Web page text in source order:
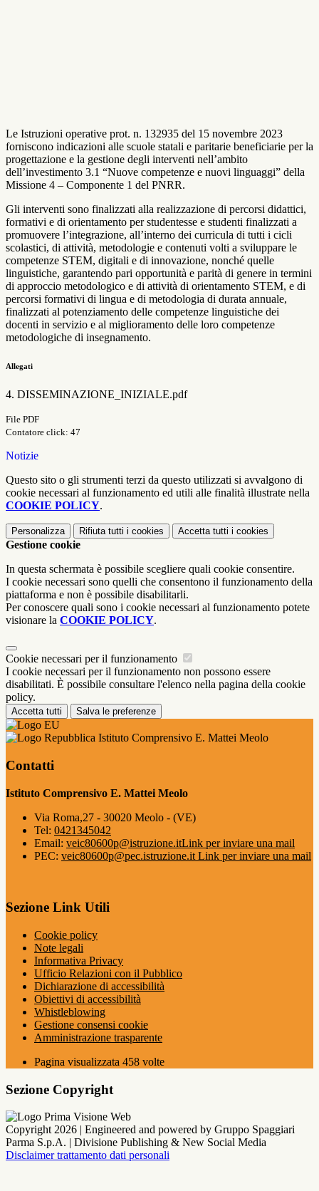
Le Istruzioni operative prot. n. 132935 del 15 novembre 2023
forniscono indicazioni alle scuole statali e paritarie beneficiarie per la
progettazione e la gestione degli interventi nell’ambito
dell’investimento 3.1 “Nuove competenze e nuovi linguaggi” della
Missione 4 – Componente 1 del PNRR.
Gli interventi sono finalizzati alla realizzazione di percorsi didattici,
formativi e di orientamento per studentesse e studenti finalizzati a
promuovere l’integrazione, all’interno dei curricula di tutti i cicli
scolastici, di attività, metodologie e contenuti volti a sviluppare le
competenze STEM, digitali e di innovazione, nonché quelle
linguistiche, garantendo pari opportunità e parità di genere in termini
di approccio metodologico e di attività di orientamento STEM, e di
percorsi formativi di lingua e di metodologia di durata annuale,
finalizzati al potenziamento delle competenze linguistiche dei
docenti in servizio e al miglioramento delle loro competenze
metodologiche di insegnamento.
Allegati
4. DISSEMINAZIONE_INIZIALE.pdf
File PDF
Contatore click: 47
Notizie
Questo sito o gli strumenti terzi da questo utilizzati si avvalgono di
cookie necessari al funzionamento ed utili alle finalità illustrate nella
COOKIE POLICY.
Personalizza Rifiuta tutti i cookies Accetta tutti i cookies
Gestione cookie
In questa schermata è possibile scegliere quali cookie consentire.
I cookie necessari sono quelli che consentono il funzionamento della
piattaforma e non è possibile disabilitarli.
Per conoscere quali sono i cookie necessari al funzionamento potete
visionare la COOKIE POLICY.
Cookie necessari per il funzionamento
I cookie necessari per il funzionamento non possono essere
disabilitati. È possibile consultare l'elenco nella pagina della cookie
policy.
Accetta tutti Salva le preferenze
Istituto Comprensivo E. Mattei Meolo
Contatti
Istituto Comprensivo E. Mattei Meolo
Via Roma,27 - 30020 Meolo - (VE)
Tel: 0421345042
Email: veic80600p@istruzione.itLink per inviare una mail
PEC: veic80600p@pec.istruzione.it Link per inviare una mail
Sezione Link Utili
Cookie policy
Note legali
Informativa Privacy
Ufficio Relazioni con il Pubblico
Dichiarazione di accessibilità
Obiettivi di accessibilità
Whistleblowing
Gestione consensi cookie
Amministrazione trasparente
Pagina visualizzata 458 volte
Sezione Copyright
Copyright 2026 | Engineered and powered by Gruppo Spaggiari
Parma S.p.A. | Divisione Publishing & New Social Media
Disclaimer trattamento dati personali